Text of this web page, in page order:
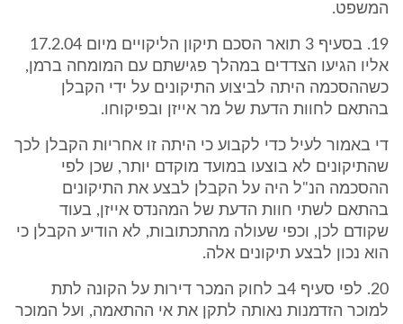
המשפט.
19. בסעיף 3 תואר הסכם תיקון הליקויים מיום 17.2.04
אליו הגיעו הצדדים במהלך פגישתם עם המומחה ברמן,
כשההסכמה היתה לביצוע התיקונים על ידי הקבלן
בהתאם לחוות הדעת של מר אייזן ובפיקוחו.
די באמור לעיל כדי לקבוע כי היתה זו אחריות הקבלן לכך
שהתיקונים לא בוצעו במועד מוקדם יותר, שכן לפי
ההסכמה הנ"ל היה על הקבלן לבצע את התיקונים
בהתאם לשתי חוות הדעת של המהנדס אייזן, בעוד
שקודם לכן, וכפי שעולה מהתכתובות, לא הודיע הקבלן כי
הוא נכון לבצע תיקונים אלה.
20. לפי סעיף 4ב לחוק המכר דירות על הקונה לתת
למוכר הזדמנות נאותה לתקן את אי ההתאמה, ועל המוכר